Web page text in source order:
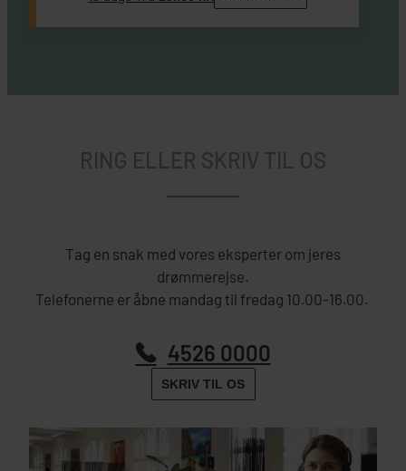
RING ELLER SKRIV TIL OS
Tag en snak med vores eksperter om jeres
drømmerejse.
Telefonerne er åbne mandag til fredag 10.00-16.00.
4526 0000
SKRIV TIL OS